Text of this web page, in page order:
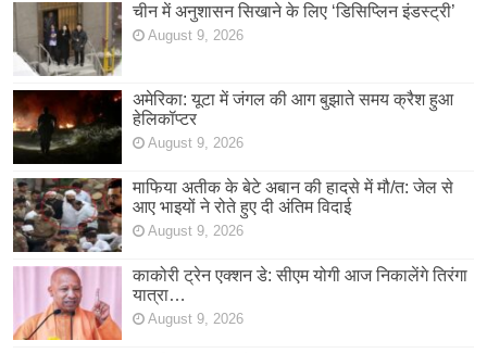
चीन में अनुशासन सिखाने के लिए ‘डिसिप्लिन इंडस्ट्री’
August 9, 2026
अमेरिका: यूटा में जंगल की आग बुझाते समय क्रैश हुआ
हेलिकॉप्टर
August 9, 2026
माफिया अतीक के बेटे अबान की हादसे में मौ/त: जेल से
आए भाइयों ने रोते हुए दी अंतिम विदाई
August 9, 2026
काकोरी ट्रेन एक्शन डे: सीएम योगी आज निकालेंगे तिरंगा
यात्रा…
August 9, 2026